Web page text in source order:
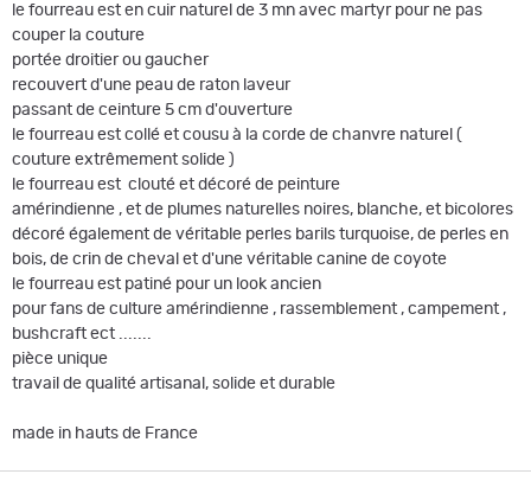
le fourreau est en cuir naturel de 3 mn avec martyr pour ne pas
couper la couture
portée droitier ou gaucher
recouvert d'une peau de raton laveur
passant de ceinture 5 cm d'ouverture
le fourreau est collé et cousu à la corde de chanvre naturel (
couture extrêmement solide )
le fourreau est clouté et décoré de peinture
amérindienne , et de plumes naturelles noires, blanche, et bicolores
décoré également de véritable perles barils turquoise, de perles en
bois, de crin de cheval et d'une véritable canine de coyote
le fourreau est patiné pour un look ancien
pour fans de culture amérindienne , rassemblement , campement ,
bushcraft ect .......
pièce unique
travail de qualité artisanal, solide et durable
made in hauts de France